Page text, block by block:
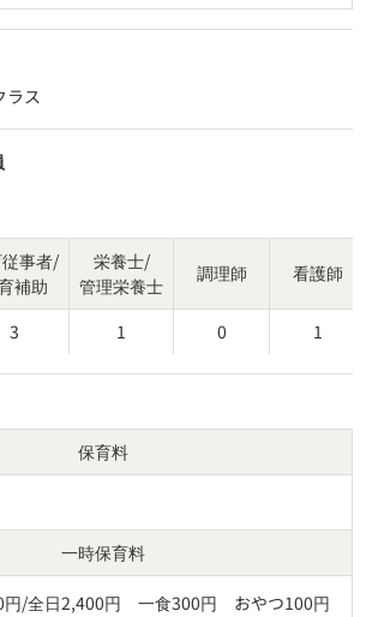
ラス
事者/
補助
栄養士/
管理栄養士
調理師 看護師
3 1 0 1
保育料
一時保育料
/全日2,400円　一食300円　おやつ100円